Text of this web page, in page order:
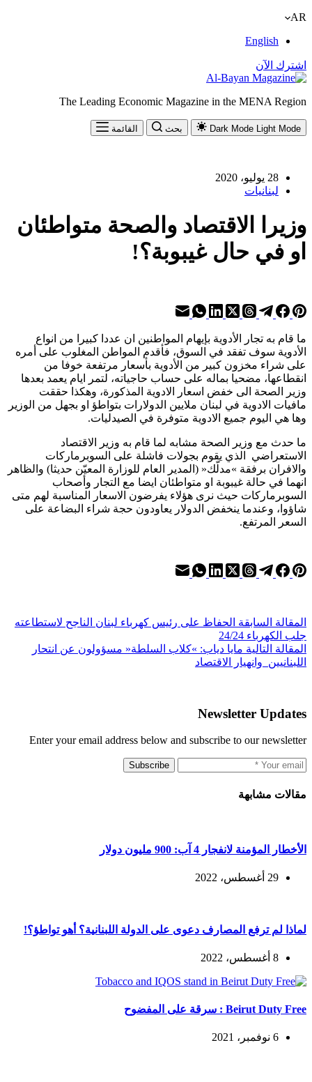
AR
English
اشترك الآن
The Leading Economic Magazine in the MENA Region
Dark Mode Light Mode بحث القائمة
28 يوليو، 2020
لبنانيات
وزيرا الاقتصاد والصحة متواطئان
او في حال غيبوبة؟!
ما قام به تجار الأدوية بإيهام المواطنين ان عددا كبيرا من انواع
الأدوية سوف تفقد في السوق، فأقدم المواطن المغلوب على أمره
على شراء مخزون كبير من الأدوية بأسعار مرتفعة خوفا من
انقطاعها، مضحيا بماله على حساب حاجياته، لتمر ايام يعمد بعدها
وزير الصحة الى خفض اسعار الادوية المذكورة، وهكذا حققت
مافيات الادوية في لبنان ملايين الدولارات بتواطؤ او بجهل من الوزير
وها هي اليوم جميع الادوية متوفرة في الصيدليات.
ما حدث مع وزير الصحة مشابه لما قام به وزير الاقتصاد
الاستعراضي الذي يقوم بجولات فاشلة على السوبرماركات
والافران برفقة »مدلّك« (المدير العام للوزارة المعيّن حديثا) والظاهر
انهما في حالة غيبوبة او متواطئان ايضا مع التجار وأصحاب
السوبرماركات حيث نرى هؤلاء يفرضون الاسعار المناسبة لهم متى
شاؤوا، وعندما ينخفض الدولار يعاودون حجة شراء البضاعة على
السعر المرتفع.
المقالة السابقة الحفاظ على رئيس كهرباء لبنان الناجح لاستطاعته
جلب الكهرباء 24/24
المقالة التالية مايا دياب: »كلاب السلطة« مسؤولون عن انتحار
اللبنانيين وانهيار الاقتصاد
Newsletter Updates
Enter your email address below and subscribe to our newsletter
Subscribe
مقالات مشابهة
الأخطار المؤمنة لانفجار 4 آب: 900 مليون دولار
29 أغسطس، 2022
لماذا لم ترفع المصارف دعوى على الدولة اللبنانية؟ أهو تواطؤ؟!
8 أغسطس، 2022
Beirut Duty Free : سرقة على المفضوح
6 نوفمبر، 2021